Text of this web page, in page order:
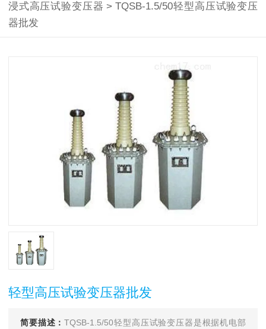
浸式高压试验变压器 > TQSB-1.5/50轻型高压试验变压
器批发
轻型高压试验变压器批发
简要描述：TQSB-1.5/50轻型高压试验变压器是根据机电部